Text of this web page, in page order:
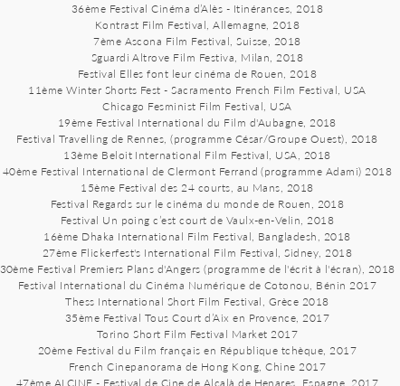
36ème Festival Cinéma d’Alès - Itinérances, 2018
Kontrast Film Festival, Allemagne, 2018
7ème Ascona Film Festival, Suisse, 2018
Sguardi Altrove Film Festiva, Milan, 2018
Festival Elles font leur cinéma de Rouen, 2018
11ème Winter Shorts Fest - Sacramento French Film Festival, USA
Chicago Fesminist Film Festival, USA
19ème Festival International du Film d'Aubagne, 2018
Festival Travelling de Rennes, (programme César/Groupe Ouest), 2018
13ème Beloit International Film Festival, USA, 2018
40ème Festival International de Clermont Ferrand (programme Adami) 2018
15ème Festival des 24 courts, au Mans, 2018
Festival Regards sur le cinéma du monde de Rouen, 2018
Festival Un poing c’est court de Vaulx-en-Velin, 2018
16ème Dhaka International Film Festival, Bangladesh, 2018
27ème Flickerfest's International Film Festival, Sidney, 2018
30ème Festival Premiers Plans d'Angers (programme de l'écrit à l'écran), 2018
Festival International du Cinéma Numérique de Cotonou, Bénin 2017
Thess International Short Film Festival, Grèce 2018
35ème Festival Tous Court d’Aix en Provence, 2017
Torino Short Film Festival Market 2017
20ème Festival du Film français en République tchèque, 2017
French Cinepanorama de Hong Kong, Chine 2017
47ème ALCINE - Festival de Cine de Alcalà de Henares, Espagne, 2017